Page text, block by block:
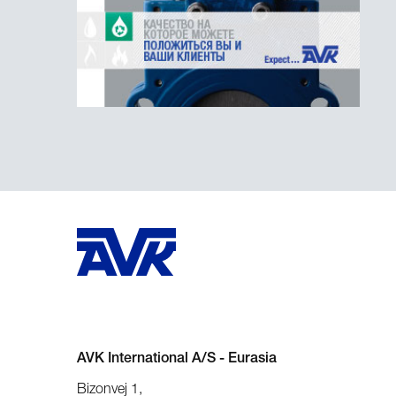
AVK International A/S - Eurasia
Bizonvej 1 ,